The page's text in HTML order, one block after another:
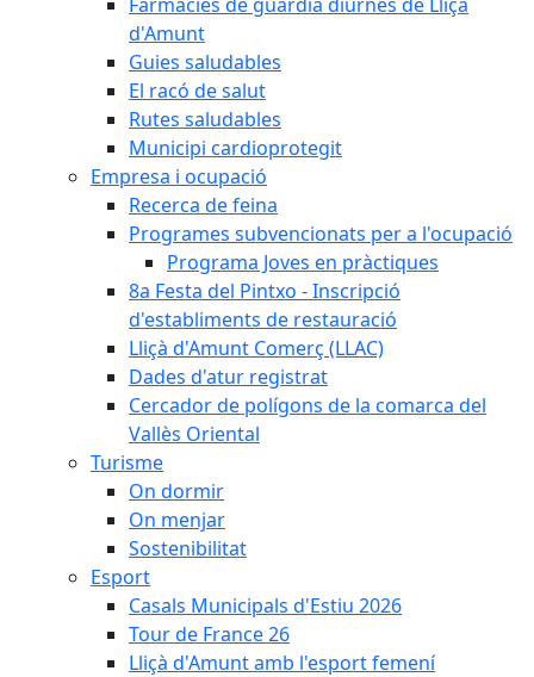
d'Amunt
Guies saludables
El racó de salut
Rutes saludables
Municipi cardioprotegit
Empresa i ocupació
Recerca de feina
Programes subvencionats per a l'ocupació
Programa Joves en pràctiques
8a Festa del Pintxo - Inscripció
d'establiments de restauració
Lliçà d'Amunt Comerç (LLAC)
Dades d'atur registrat
Cercador de polígons de la comarca del
Vallès Oriental
Turisme
On dormir
On menjar
Sostenibilitat
Esport
Casals Municipals d'Estiu 2026
Tour de France 26
Lliçà d'Amunt amb l'esport femení